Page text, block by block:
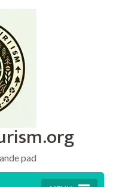
pad